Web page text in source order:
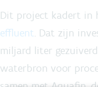
Dit project kadert in
effluent. Dat zijn
miljard liter
waterbron voor